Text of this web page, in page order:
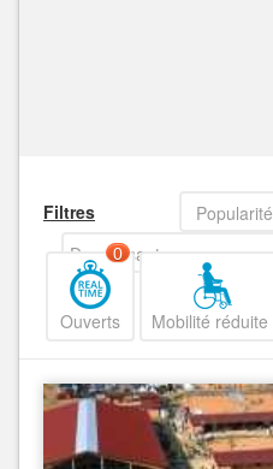
Filtres
Popularité
Decroissant
Ouverts
0
Mobilité réduite